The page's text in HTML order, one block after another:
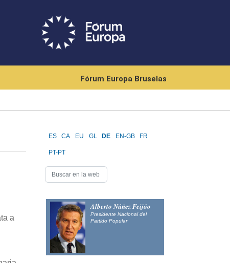
Fórum Europa Bruselas
a
ES CA EU GL DE EN-GB FR
PT-PT
Alberto Núñez Feijóo
Presidente Nacional del
Partido Popular